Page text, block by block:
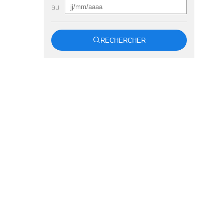
au
RECHERCHER